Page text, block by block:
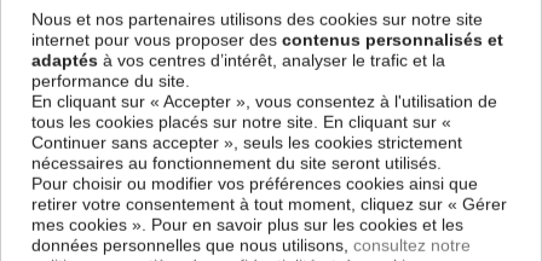
à coucher et la chambre des enfants. Impression haute qualité :
impression numérique en résolution de 600dpi. Les couleurs sont vives
et l’impression est résistante à l'eau et très durable.
Le papier peint dispose d'une surface demi terne, il couvre les
imperfections et laisse respirer le mur.
Notre large choix de papiers peints tendances et modernes constituent
un moyen simple et pas cher de donner une nouvelle touche à vos
intérieurs, il y en a pour tous les goût.
Emballage sécurisé pour la livraison
Avant d’être envoyé, le papier peint est enroulé et mis dans un gros
carton.
Montage facile : Chaque papier peint est partagé en lés de 50 cm.
Nous et nos partenaires utilisons des cookies sur notre site
internet pour vous proposer des contenus personnalisés et
adaptés à vos centres d’intérêt, analyser le trafic et la
performance du site.
En cliquant sur « Accepter », vous consentez à l'utilisation de
tous les cookies placés sur notre site. En cliquant sur «
Continuer sans accepter », seuls les cookies strictement
nécessaires au fonctionnement du site seront utilisés.
Pour choisir ou modifier vos préférences cookies ainsi que
retirer votre consentement à tout moment, cliquez sur « Gérer
mes cookies ». Pour en savoir plus sur les cookies et les
données personnelles que nous utilisons, consultez notre